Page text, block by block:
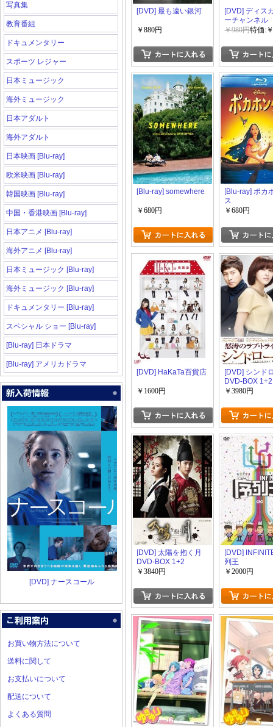
写真集
教育番組
ドキュメンタリー
スポーツ レジャー
日本ミュージック
海外ミュージック
日本アダルト
海外アダルト
日本映画 [Blu-ray]
欧米映画 [Blu-ray]
韓国映画 [Blu-ray]
中国・香港映画 [Blu-ray]
日本アニメ [Blu-ray]
海外アニメ [Blu-ray]
日本ミュージック [Blu-ray]
海外ミュージック [Blu-ray]
ドキュメンタリー [Blu-ray]
スペシャル ショー [Blu-ray]
[Blu-ray] 日本ドラマ
[Blu-ray] アメリカドラマ
[DVD] ナースコール
お買い物方法について
送料に関して
お支払いについて
配送について
よくある質問
[DVD] 最も遠い銀河
￥880円
[DVD] ディス
ーチャンネル
￥980円特価:
[Blu-ray] somewhere
￥680円
[Blu-ray] ポカ
ス
￥680円
[DVD] HaKaTa百貨店
￥1600円
[DVD] シンド
DVD-BOX 1+2
￥3980円
[DVD] 太陽を抱く月
DVD-BOX 1+2
￥3840円
[DVD]
列王
￥2000円